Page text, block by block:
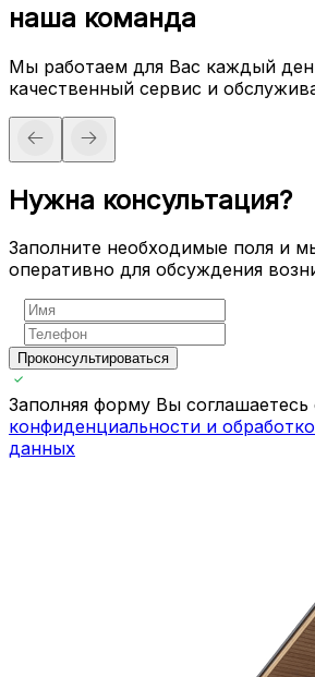
наша команда
Мы работаем для Вас каждый
качественный сервис и
Нужна консультация?
Заполните необходимые поля и
оперативно для обсуждения
Проконсультироваться
Заполняя форму Вы соглашаетесь
конфиденциальности и
данных